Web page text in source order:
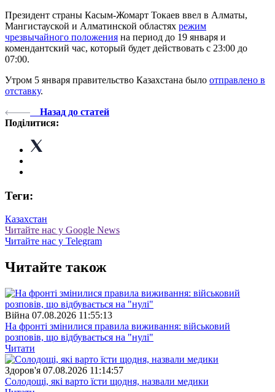
Президент страны Касым-Жомарт Токаев ввел в Алматы,
Мангистауской и Алматинской областях режим
чрезвычайного положения на период до 19 января и
комендантский час, который будет действовать с 23:00 до
07:00.
Утром 5 января правительство Казахстана было отправлено в
отставку.
Назад до статей
Поділитися:
Теги:
Казахстан
Читайте нас у Google News
Читайте нас у Telegram
Читайте також
Війна 07.08.2026 11:55:13
На фронті змінилися правила виживання: військовий
розповів, що відбувається на "нулі"
Читати
Здоров'я 07.08.2026 11:14:57
Солодощі, які варто їсти щодня, назвали медики